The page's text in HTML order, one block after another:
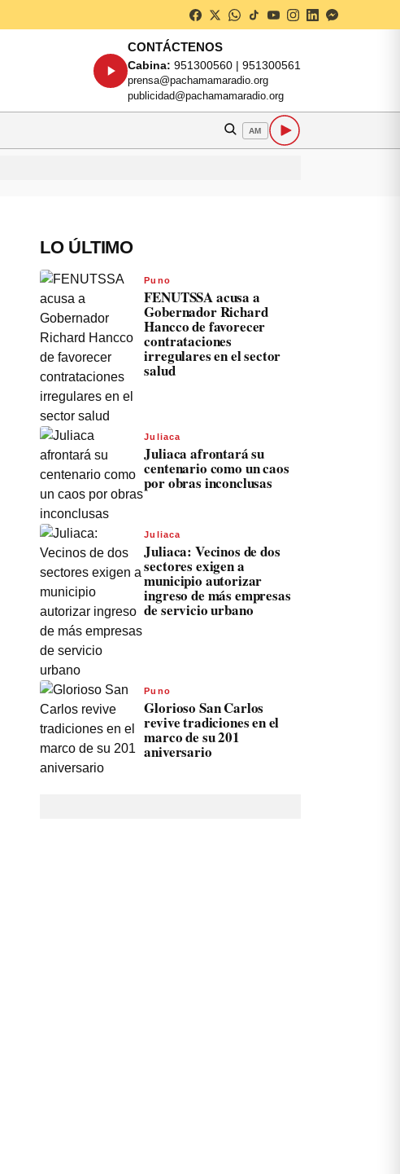
CONTÁCTENOS
Cabina: 951300560 | 951300561
prensa@pachamamaradio.org
publicidad@pachamamaradio.org
AM
LO ÚLTIMO
Puno
FENUTSSA acusa a
Gobernador Richard
Hancco de favorecer
contrataciones
irregulares en el sector
salud
Juliaca
Juliaca afrontará su
centenario como un caos
por obras inconclusas
Juliaca
Juliaca: Vecinos de dos
sectores exigen a
municipio autorizar
ingreso de más empresas
de servicio urbano
Puno
Glorioso San Carlos
revive tradiciones en el
marco de su 201
aniversario